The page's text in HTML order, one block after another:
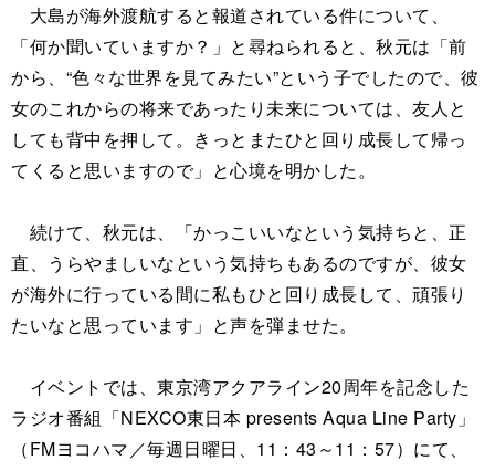
大島が海外渡航すると報道されている件について、
「何か聞いていますか？」と尋ねられると、秋元は「前
から、“色々な世界を見てみたい”という子でしたので、彼
女のこれからの将来であったり未来については、友人と
しても背中を押して。きっとまたひと回り成長して帰っ
てくると思いますので」と心境を明かした。
続けて、秋元は、「かっこいいなという気持ちと、正
直、うらやましいなという気持ちもあるのですが、彼女
が海外に行っている間に私もひと回り成長して、頑張り
たいなと思っています」と声を弾ませた。
イベントでは、東京湾アクアライン20周年を記念した
ラジオ番組「NEXCO東日本 presents Aqua Line Party」
（FMヨコハマ／毎週日曜日、11：43～11：57）にて、